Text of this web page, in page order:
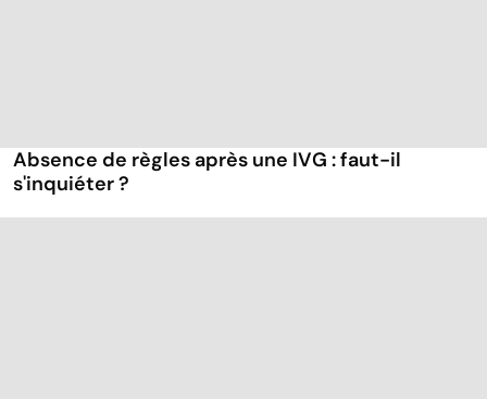
Absence de règles après une IVG : faut-il
s'inquiéter ?